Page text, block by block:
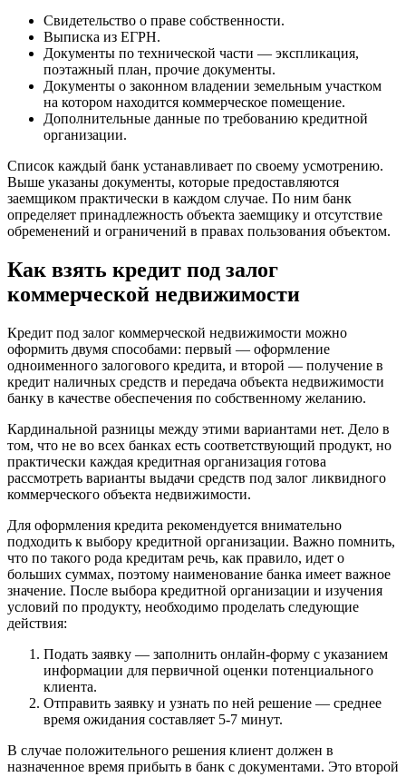
Свидетельство о праве собственности.
Выписка из ЕГРН.
Документы по технической части — экспликация,
поэтажный план, прочие документы.
Документы о законном владении земельным участком
на котором находится коммерческое помещение.
Дополнительные данные по требованию кредитной
организации.
Список каждый банк устанавливает по своему усмотрению.
Выше указаны документы, которые предоставляются
заемщиком практически в каждом случае. По ним банк
определяет принадлежность объекта заемщику и отсутствие
обременений и ограничений в правах пользования объектом.
Как взять кредит под залог
коммерческой недвижимости
Кредит под залог коммерческой недвижимости можно
оформить двумя способами: первый — оформление
одноименного залогового кредита, и второй — получение в
кредит наличных средств и передача объекта недвижимости
банку в качестве обеспечения по собственному желанию.
Кардинальной разницы между этими вариантами нет. Дело в
том, что не во всех банках есть соответствующий продукт, но
практически каждая кредитная организация готова
рассмотреть варианты выдачи средств под залог ликвидного
коммерческого объекта недвижимости.
Для оформления кредита рекомендуется внимательно
подходить к выбору кредитной организации. Важно помнить,
что по такого рода кредитам речь, как правило, идет о
больших суммах, поэтому наименование банка имеет важное
значение. После выбора кредитной организации и изучения
условий по продукту, необходимо проделать следующие
действия:
Подать заявку — заполнить онлайн-форму с указанием
информации для первичной оценки потенциального
клиента.
Отправить заявку и узнать по ней решение — среднее
время ожидания составляет 5-7 минут.
В случае положительного решения клиент должен в
назначенное время прибыть в банк с документами. Это второй